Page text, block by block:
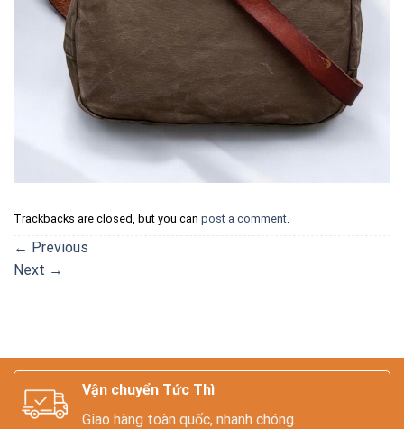
Trackbacks are closed, but you can post a comment.
← Previous
Next →
Vận chuyển Tức Thì
Giao hàng toàn quốc, nhanh chóng.